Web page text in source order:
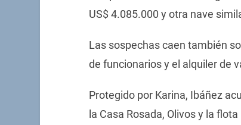
US$ 4.085.000 y otra nave
Las sospechas caen también
de funcionarios y el alquiler de
Protegido por Karina, Ibáñez
la Casa Rosada, Olivos y la